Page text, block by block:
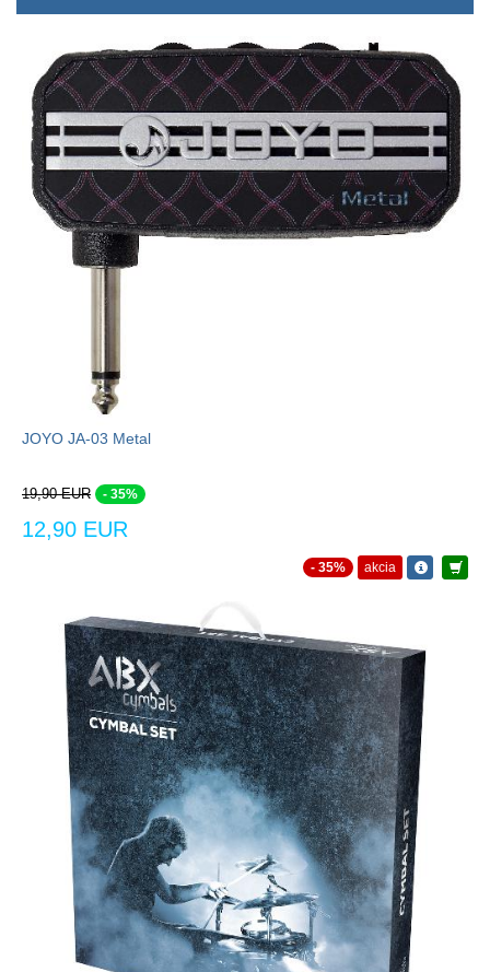
JOYO JA-03 Metal
19,90 EUR - 35%
12,90 EUR
- 35% akcia